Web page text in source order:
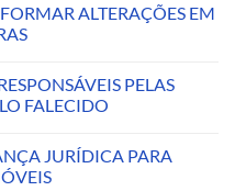
ALTERAÇÕES EM
PELAS
FALECIDO
JURÍDICA PARA